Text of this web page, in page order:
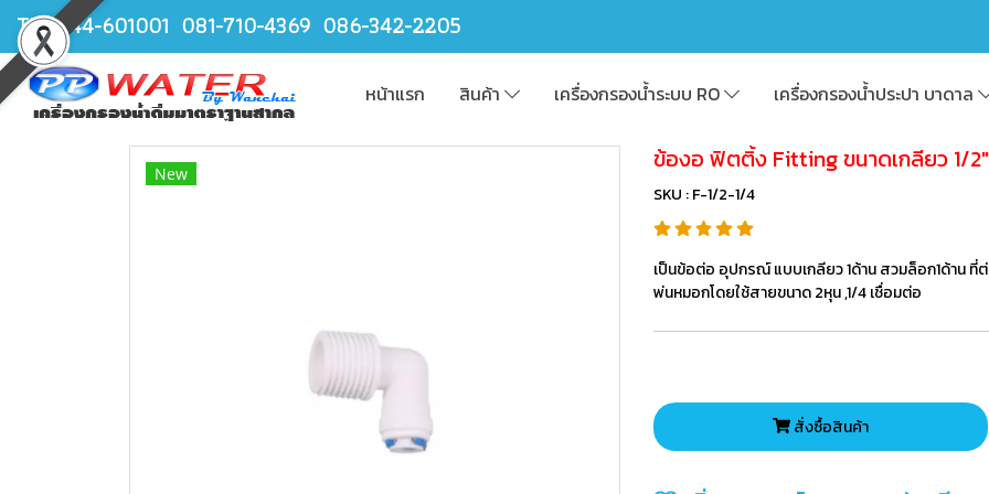
TEL.044-601001 081-710-4369 086-342-2205
หน้าแรก สินค้า เครื่องกรองน้ำระบบ RO เครื่องกรองน้ำประปา บาดาล
New ข้องอ ฟิตติ้ง Fitting ขนาดเกลียว 1/
SKU : F-1/2-1/4
เป็นข้อต่อ อุปกรณ์ แบบเกลียว 1ด้าน สวมล็อก1ด้าน
พ่นหมอกโดยใช้สายขนาด 2หุน ,1/4 เชื่อมต่อ
สั่งซื้อสินค้า